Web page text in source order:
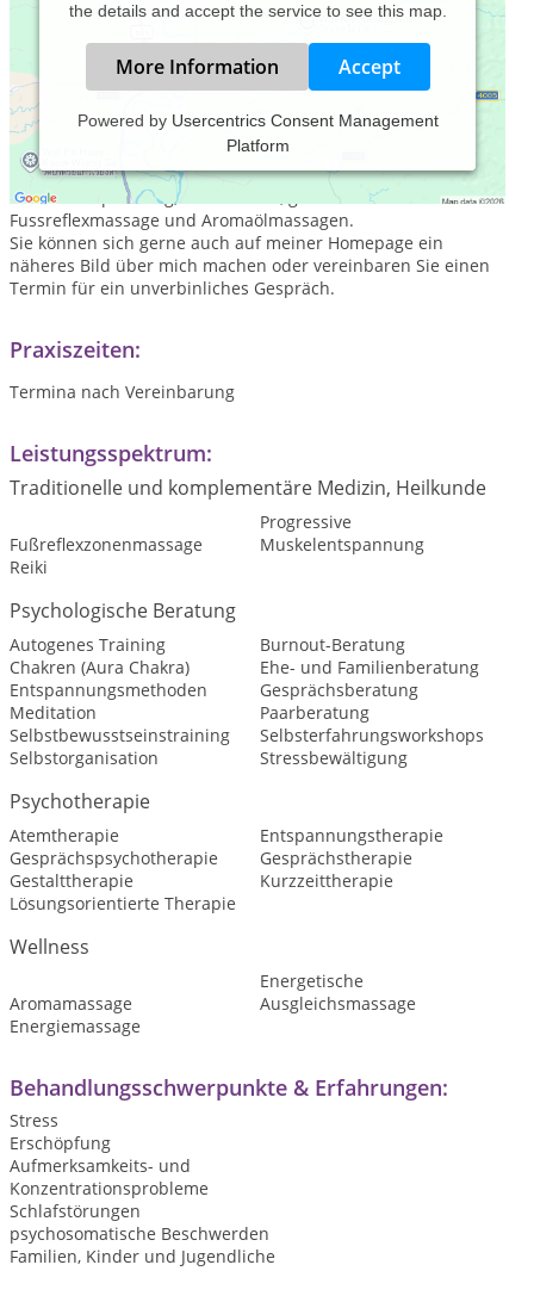
the details and accept the service to see this map.
More Information Accept
Powered by Usercentrics Consent Management
Platform
In meiner Praxis biete ich Ihnen neben psychologischer
Beratung, Kurse für Autogenes Training, Progressive
Muskelentspannung, Achtsamkeit, ganzheitliche
Fussreflexmassage und Aromaölmassagen.
Sie können sich gerne auch auf meiner Homepage ein
näheres Bild über mich machen oder vereinbaren Sie einen
Termin für ein unverbinliches Gespräch.
Praxiszeiten:
Termina nach Vereinbarung
Leistungsspektrum:
Traditionelle und komplementäre Medizin, Heilkunde
Fußreflexzonenmassage
Progressive
Muskelentspannung
Reiki
Psychologische Beratung
Autogenes Training
Burnout-Beratung
Chakren (Aura Chakra)
Ehe- und Familienberatung
Entspannungsmethoden
Gesprächsberatung
Meditation
Paarberatung
Selbstbewusstseinstraining
Selbsterfahrungsworkshops
Selbstorganisation
Stressbewältigung
Psychotherapie
Atemtherapie
Entspannungstherapie
Gesprächspsychotherapie
Gesprächstherapie
Gestalttherapie
Kurzzeittherapie
Lösungsorientierte Therapie
Wellness
Aromamassage
Energetische
Ausgleichsmassage
Energiemassage
Behandlungsschwerpunkte & Erfahrungen:
Stress
Erschöpfung
Aufmerksamkeits- und
Konzentrationsprobleme
Schlafstörungen
psychosomatische Beschwerden
Familien, Kinder und Jugendliche